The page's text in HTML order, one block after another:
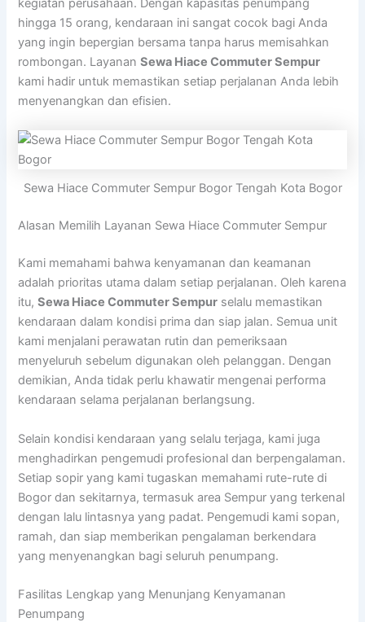
kegiatan perusahaan. Dengan kapasitas penumpang
hingga 15 orang, kendaraan ini sangat cocok bagi Anda
yang ingin bepergian bersama tanpa harus memisahkan
rombongan. LayananSewa Hiace Commuter Sempur
kami hadir untuk memastikan setiap perjalanan Anda lebih
menyenangkan dan efisien.
Sewa Hiace Commuter Sempur Bogor Tengah Kota Bogor
Alasan Memilih Layanan Sewa Hiace Commuter Sempur
Kami memahami bahwa kenyamanan dan keamanan
adalah prioritas utama dalam setiap perjalanan. Oleh karena
itu,Sewa Hiace Commuter Sempur selalu memastikan
kendaraan dalam kondisi prima dan siap jalan. Semua unit
kami menjalani perawatan rutin dan pemeriksaan
menyeluruh sebelum digunakan oleh pelanggan. Dengan
demikian, Anda tidak perlu khawatir mengenai performa
kendaraan selama perjalanan berlangsung.
Selain kondisi kendaraan yang selalu terjaga, kami juga
menghadirkan pengemudi profesional dan berpengalaman.
Setiap sopir yang kami tugaskan memahami rute-rute di
Bogor dan sekitarnya, termasuk area Sempur yang terkenal
dengan lalu lintasnya yang padat. Pengemudi kami sopan,
ramah, dan siap memberikan pengalaman berkendara
yang menyenangkan bagi seluruh penumpang.
Fasilitas Lengkap yang Menunjang Kenyamanan
Penumpang